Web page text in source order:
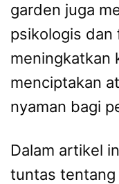
garden juga
psikologis dan
meningkatkan
menciptakan
nyaman bagi
Dalam artikel
tuntas tentang